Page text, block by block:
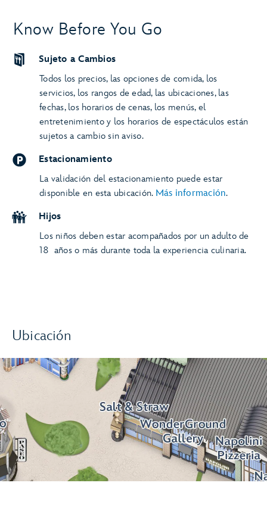
Ubicación
Know Before You Go
Sujeto a Cambios
Todos los precios, las opciones de comida, los
servicios, los rangos de edad, las ubicaciones, las
fechas, los horarios de cenas, los menús, el
entretenimiento y los horarios de espectáculos están
sujetos a cambio sin aviso.
Estacionamiento
La validación del estacionamiento puede estar
disponible en esta ubicación. Más información.
Hijos
Los niños deben estar acompañados por un adulto de
18 años o más durante toda la experiencia culinaria.